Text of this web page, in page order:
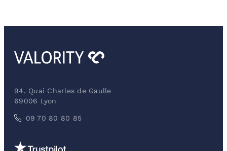
94, Quai Charles de Gaulle
69006 Lyon
09 70 80 80 85